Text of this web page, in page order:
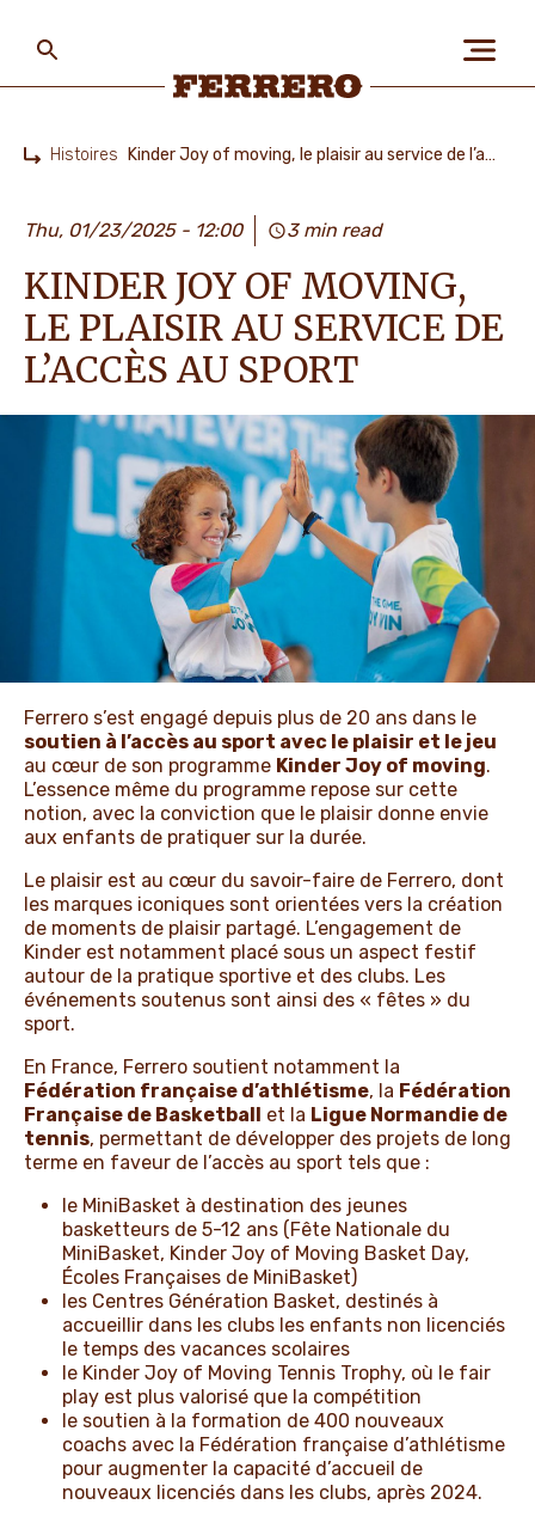
PLANÈTE ET POPULATIONS
NOS MARQUES ET
PRODUITS
TRAVAILLER CHEZ FERRERO
ACTUALITÉS ET NOUVELLES
main
content
Histoires Kinder Joy of moving, le plaisir au service de l’accès au sport
Thu, 01/23/2025 - 12:00 3 min read
KINDER JOY OF MOVING,
LE PLAISIR AU SERVICE DE
L’ACCÈS AU SPORT
Ferrero s’est engagé depuis plus de 20 ans dans le
soutien à l’accès au sport avec le plaisir et le jeu
au cœur de son programme Kinder Joy of moving.
L’essence même du programme repose sur cette
notion, avec la conviction que le plaisir donne envie
aux enfants de pratiquer sur la durée.
Le plaisir est au cœur du savoir-faire de Ferrero, dont
les marques iconiques sont orientées vers la création
de moments de plaisir partagé. L’engagement de
Kinder est notamment placé sous un aspect festif
autour de la pratique sportive et des clubs. Les
événements soutenus sont ainsi des « fêtes » du
sport.
En France, Ferrero soutient notamment la
Fédération française d’athlétisme, la Fédération
Française de Basketball et la Ligue Normandie de
tennis, permettant de développer des projets de long
terme en faveur de l’accès au sport tels que :
le MiniBasket à destination des jeunes
basketteurs de 5-12 ans (Fête Nationale du
MiniBasket, Kinder Joy of Moving Basket Day,
Écoles Françaises de MiniBasket)
les Centres Génération Basket, destinés à
accueillir dans les clubs les enfants non licenciés
le temps des vacances scolaires
le Kinder Joy of Moving Tennis Trophy, où le fair
play est plus valorisé que la compétition
le soutien à la formation de 400 nouveaux
coachs avec la Fédération française d’athlétisme
pour augmenter la capacité d’accueil de
nouveaux licenciés dans les clubs, après 2024.